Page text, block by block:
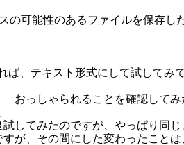
の可能性のあるファイルを保存し
、テキスト形式にして試してみて
おっしゃられることを確認してみ
してみたのですが、やっぱり同じ
が、その間にした変わったことは